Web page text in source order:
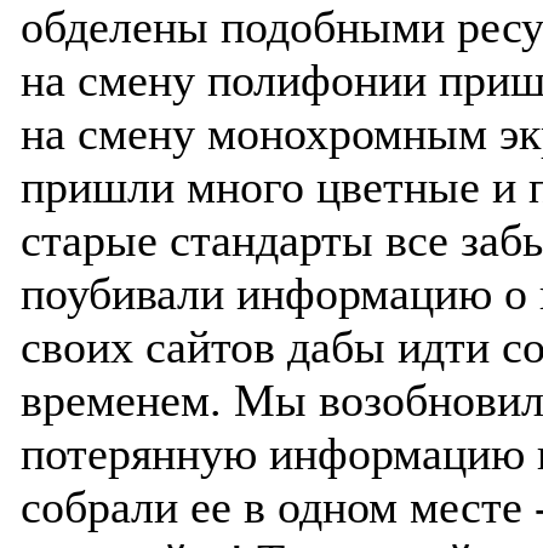
обделены подобными
на смену полифонии
на смену монохромным
пришли много цветные и
старые стандарты все
поубивали информацию о
своих сайтов дабы идти
временем. Мы
потерянную информацию
собрали ее в одном месте